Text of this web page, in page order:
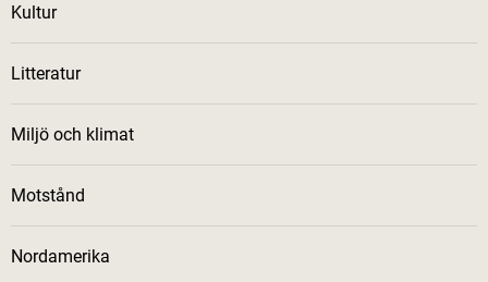
Kultur
Litteratur
Miljö och klimat
Motstånd
Nordamerika